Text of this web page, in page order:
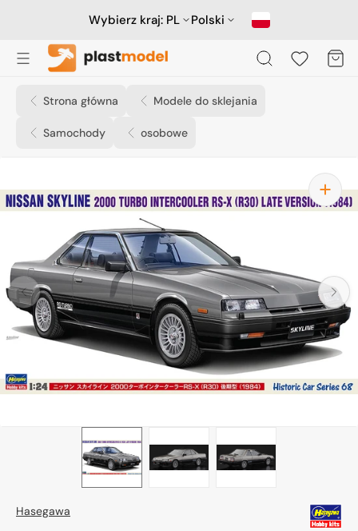
Wybierz kraj: PL Polski
Koszyk
Strona główna Modele do sklejania
Samochody osobowe
Otwórz
media
1
w
widoku
galerii
Hasegawa